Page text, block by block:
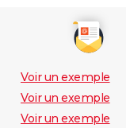
Voir un exemple
Voir un exemple
Voir un exemple